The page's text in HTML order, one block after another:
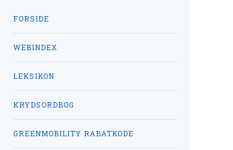
FORSIDE
WEBINDEX
LEKSIKON
KRYDSORDBOG
GREENMOBILITY RABATKODE